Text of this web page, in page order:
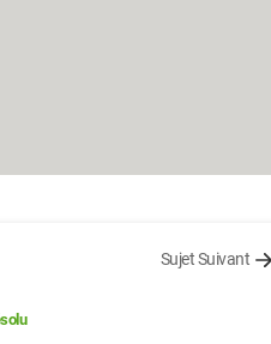
Sujet Suivant